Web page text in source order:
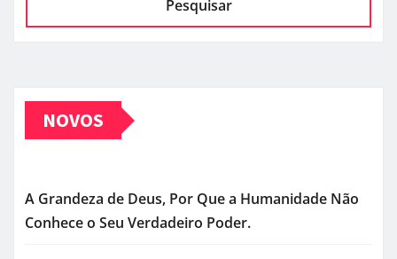
Pesquisar
NOVOS
A Grandeza de Deus, Por Que a Humanidade Não
Conhece o Seu Verdadeiro Poder.